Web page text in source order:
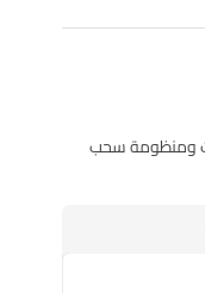
ومنظومة سحب